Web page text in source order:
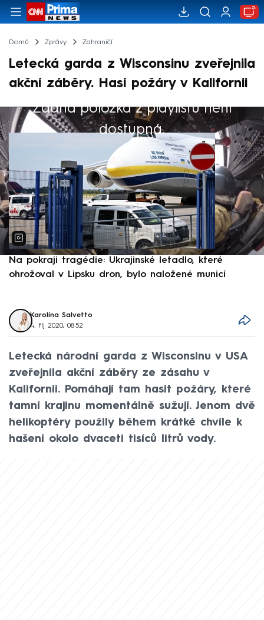
Domů Zprávy Zahraničí
Letecká garda z Wisconsinu zveřejnila
akční záběry. Hasí požáry v Kalifornii
Žádná položka z playlistu není
dostupná.
Výběr redakce
Na pokraji tragédie: Ukrajinské letadlo, které
ohrožoval v Lipsku dron, bylo naložené municí
Karolína Salvetto
4. říj 2020, 08:52
Letecká národní garda z Wisconsinu v USA
zveřejnila akční záběry ze zásahu v
Kalifornii. Pomáhají tam hasit požáry, které
tamní krajinu momentálně sužují. Jenom dvě
helikoptéry použily během krátké chvíle k
hašení okolo dvaceti tisíců litrů vody.